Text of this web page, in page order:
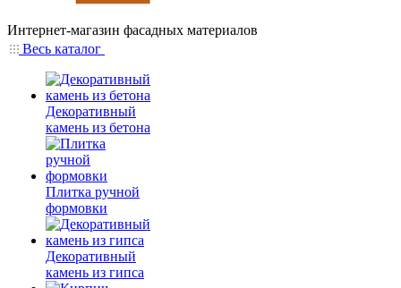
Интернет-магазин фасадных материалов
Весь каталог
Декоративный
камень из бетона
Плитка ручной
формовки
Декоративный
камень из гипса